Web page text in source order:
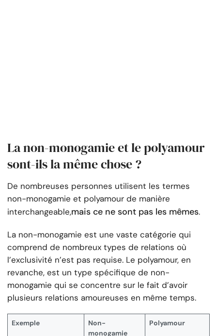
La non-monogamie et le polyamour
sont-ils la même chose ?
De nombreuses personnes utilisent les termes
non-monogamie et polyamour de manière
interchangeable,mais ce ne sont pas les mêmes.
La non-monogamie est une vaste catégorie qui
comprend de nombreux types de relations où
l’exclusivité n’est pas requise. Le polyamour, en
revanche, est un type spécifique de non-
monogamie qui se concentre sur le fait d’avoir
plusieurs relations amoureuses en même temps.
Exemple
Non-
monogamie
Polyamour